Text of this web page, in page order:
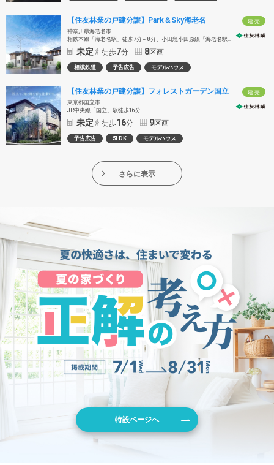
建 売
【住友林業の戸建分譲】Park＆Sky海老名
神奈川県海老名市
相鉄本線「海老名駅」徒歩7分～8分、小田急小田原線「海老名駅」徒歩9分～10分、 JR相模線「海老名駅」徒歩12分～13分
未定 徒歩7分 8区画
相模鉄道 予告広告 モデルハウス
建 売
【住友林業の戸建分譲】フォレストガーデン国立
東京都国立市
JR中央線「国立」駅徒歩16分
未定 徒歩16分 9区画
予告広告 5LDK モデルハウス
さらに表示
特設ページへ